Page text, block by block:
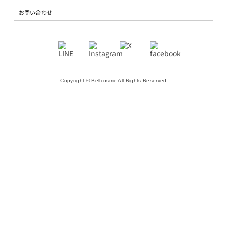
お問い合わせ
Copyright © Bellcosme All Rights Reserved